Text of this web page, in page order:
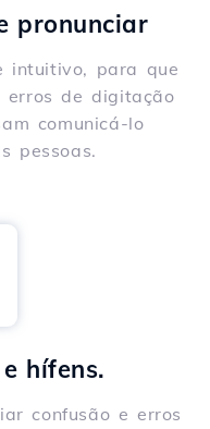
pronunciar
intuitivo, para que
erros de digitação
comunicá-lo
pessoas.
hífens.
confusão e erros